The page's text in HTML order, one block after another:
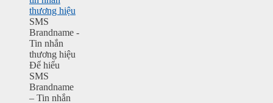
thương hiệu
SMS
Brandname -
Tin nhắn
thương hiệu
Để hiểu
SMS
Brandname
– Tin nhắn